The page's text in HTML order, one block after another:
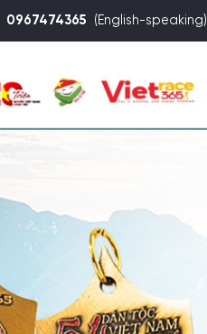
0967474365 (English-speaking)